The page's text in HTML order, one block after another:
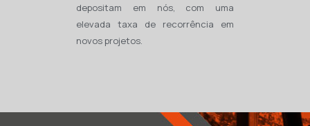
depositam em nós, com uma
elevada taxa de recorrência em
novos projetos.